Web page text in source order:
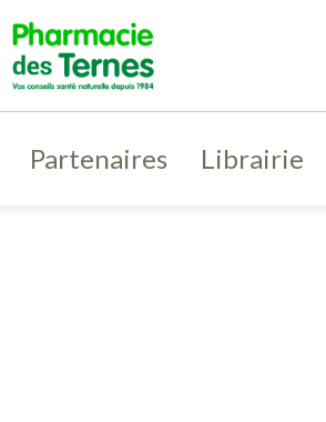
Partenaires Librairie